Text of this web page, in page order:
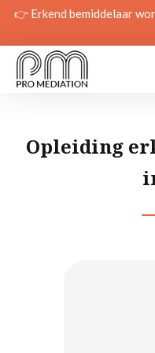
👉 Erkend bemiddelaar
Opleiding